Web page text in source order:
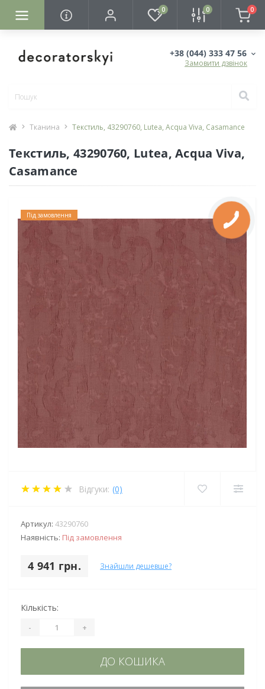
0 0 0
+38 (044) 333 47 56
Замовити дзвінок
Тканина Текстиль, 43290760, Lutea, Acqua Viva, Casamance
Текстиль, 43290760, Lutea, Acqua Viva,
Casamance
Під замовлення
Відгуки: (0)
Артикул: 43290760
Наявність: Під замовлення
4 941 грн. Знайшли дешевше?
Кількість:
- +
ДО КОШИКА